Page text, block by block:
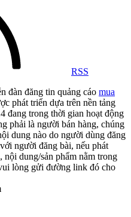
RSS
đăng tin quảng cáo mua
phát triển dựa trên nền tảng
đang trong thời gian hoạt động
phải là người bán hàng, chúng
dung nào do người dùng đăng
người đăng bài, nếu phát
dung/sản phẩm nằm trong
lòng gửi đường link đó cho